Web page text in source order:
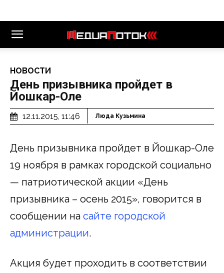
НОВОСТИ
День призывника пройдет в
Йошкар-Оле
12.11.2015, 11:46 Люда Кузьмина
День призывника пройдет в Йошкар-Оле
19 ноября в рамках городской социально
— патриотической акции «День
призывника – осень 2015», говорится в
сообщении на сайте городской
администрации.
Акция будет проходить в соответствии